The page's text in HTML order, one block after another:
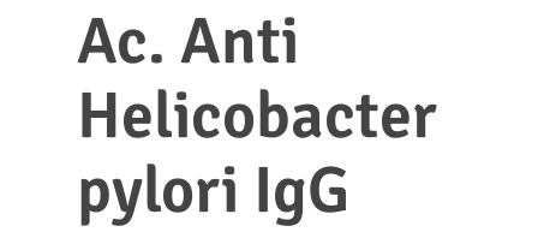
Ac. Anti
Helicobacter
pylori IgG